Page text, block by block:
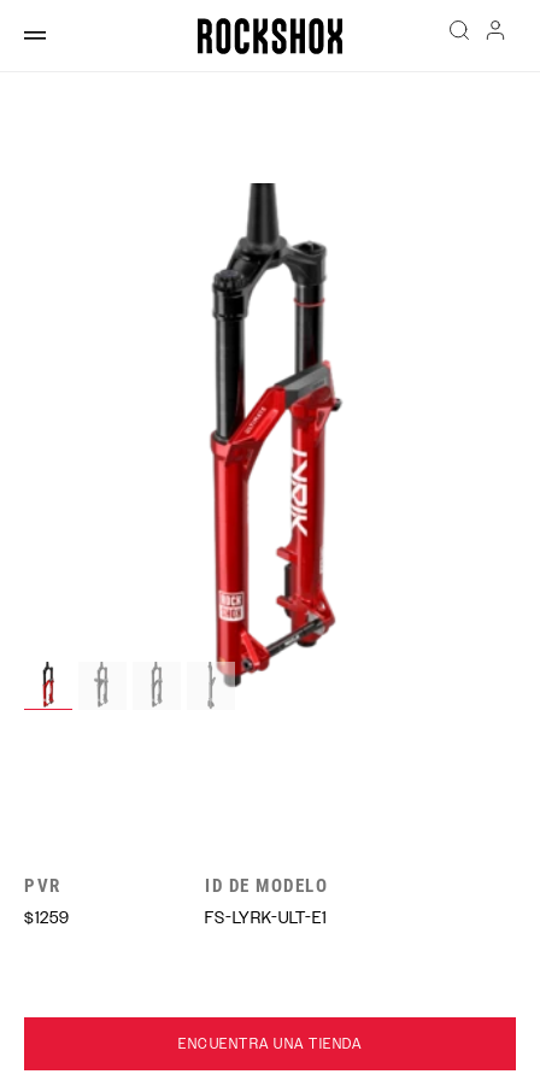
PVR
$1259
ID DE MODELO
FS-LYRK-ULT-E1
ENCUENTRA UNA TIENDA